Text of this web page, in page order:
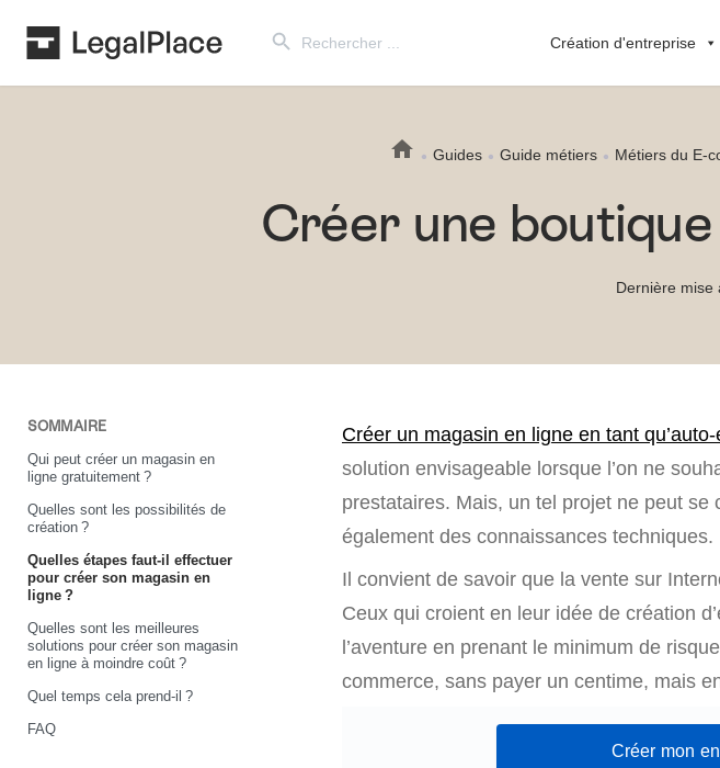
for:
Création d'entreprise
Guides Guide métiers Métiers du E-
Créer une
Dernière mise
SOMMAIRE
Qui peut créer un magasin en
ligne gratuitement ?
Quelles sont les possibilités de
création ?
Quelles étapes faut-il effectuer
pour créer son magasin en
ligne ?
Quelles sont les meilleures
solutions pour créer son magasin
en ligne à moindre coût ?
Quel temps cela prend-il ?
FAQ
Créer un magasin en ligne en tant
solution envisageable lorsque l’on ne
prestataires. Mais, un tel projet ne peut
également des connaissances techniques.
Il convient de savoir que la vente sur
Ceux qui croient en leur idée de création
l’aventure en prenant le minimum de
commerce, sans payer un centime, mais
Créer mon